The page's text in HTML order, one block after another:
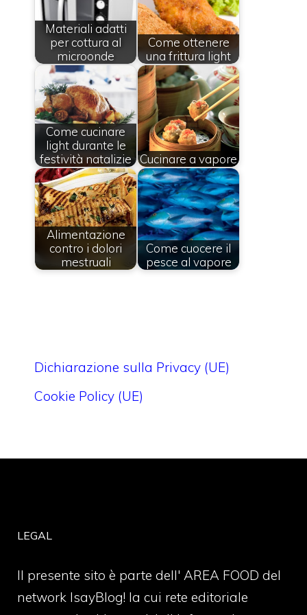
Materiali adatti
per cottura al
microonde
Come ottenere
una frittura light
Come cucinare
light durante le
festività natalizie
Cucinare a vapore
Alimentazione
contro i dolori
mestruali
Come cuocere il
pesce al vapore
Dichiarazione sulla Privacy (UE)
Cookie Policy (UE)
LEGAL
Il presente sito è parte dell' AREA FOOD del
network IsayBlog! la cui rete editoriale